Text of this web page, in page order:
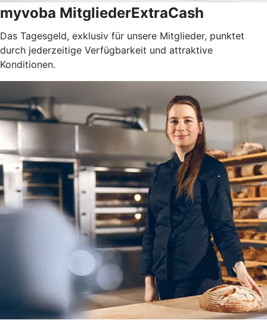
myvoba MitgliederExtraCash
Das Tagesgeld, exklusiv für unsere Mitglieder, punktet
durch jederzeitige Verfügbarkeit und attraktive
Konditionen.